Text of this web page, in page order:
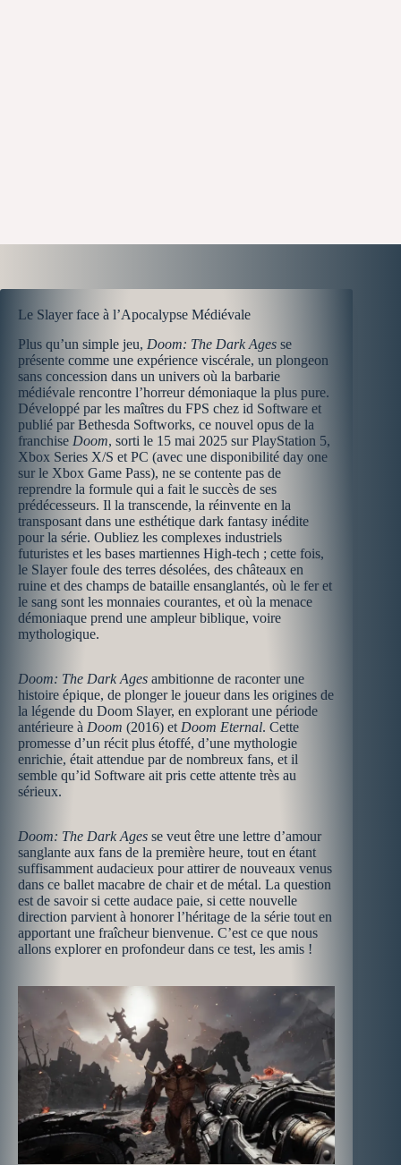
Le Slayer face à l’Apocalypse Médiévale
Plus qu’un simple jeu, Doom: The Dark Ages se
présente comme une expérience viscérale, un plongeon
sans concession dans un univers où la barbarie
médiévale rencontre l’horreur démoniaque la plus pure.
Développé par les maîtres du FPS chez id Software et
publié par Bethesda Softworks, ce nouvel opus de la
franchise Doom, sorti le 15 mai 2025 sur PlayStation 5,
Xbox Series X/S et PC (avec une disponibilité day one
sur le Xbox Game Pass), ne se contente pas de
reprendre la formule qui a fait le succès de ses
prédécesseurs. Il la transcende, la réinvente en la
transposant dans une esthétique dark fantasy inédite
pour la série. Oubliez les complexes industriels
futuristes et les bases martiennes High-tech ; cette fois,
le Slayer foule des terres désolées, des châteaux en
ruine et des champs de bataille ensanglantés, où le fer et
le sang sont les monnaies courantes, et où la menace
démoniaque prend une ampleur biblique, voire
mythologique.
Doom: The Dark Ages ambitionne de raconter une
histoire épique, de plonger le joueur dans les origines de
la légende du Doom Slayer, en explorant une période
antérieure à Doom (2016) et Doom Eternal. Cette
promesse d’un récit plus étoffé, d’une mythologie
enrichie, était attendue par de nombreux fans, et il
semble qu’id Software ait pris cette attente très au
sérieux.
Doom: The Dark Ages se veut être une lettre d’amour
sanglante aux fans de la première heure, tout en étant
suffisamment audacieux pour attirer de nouveaux venus
dans ce ballet macabre de chair et de métal. La question
est de savoir si cette audace paie, si cette nouvelle
direction parvient à honorer l’héritage de la série tout en
apportant une fraîcheur bienvenue. C’est ce que nous
allons explorer en profondeur dans ce test, les amis !